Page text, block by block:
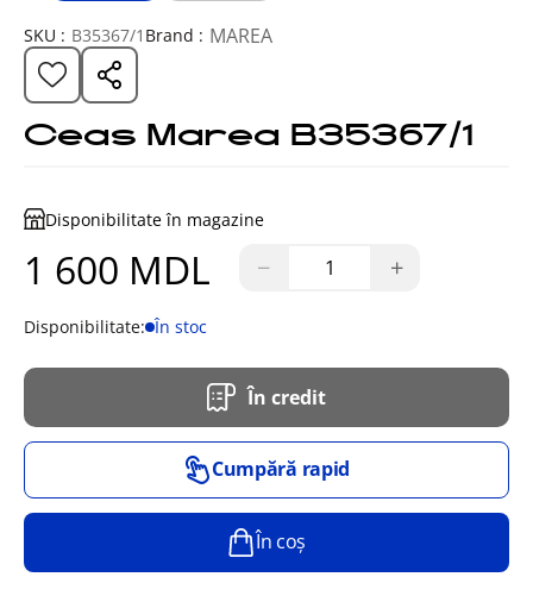
SKU : B35367/1 Brand : MAREA
Ceas Marea B35367/1
Disponibilitate în magazine
1 600 MDL − +
Disponibilitate: În stoc
În credit
Cumpără rapid
În coș